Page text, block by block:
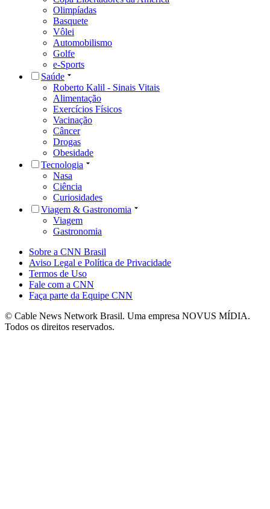
Olimpíadas
Basquete
Vôlei
Automobilismo
Golfe
e-Sports
Saúde
Roberto Kalil - Sinais Vitais
Alimentação
Exercícios Físicos
Vacinação
Câncer
Drogas
Obesidade
Tecnologia
Nasa
Ciência
Curiosidades
Viagem & Gastronomia
Viagem
Gastronomia
Sobre a CNN Brasil
Aviso Legal e Política de Privacidade
Termos de Uso
Fale com a CNN
Faça parte da Equipe CNN
© Cable News Network Brasil. Uma empresa NOVUS MÍDIA.
Todos os direitos reservados.